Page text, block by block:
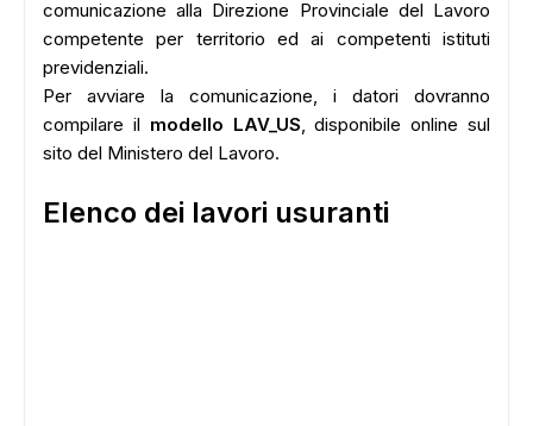
comunicazione alla Direzione Provinciale del Lavoro
competente per territorio ed ai competenti istituti
previdenziali.
Per avviare la comunicazione, i datori dovranno
compilare il modello LAV_US, disponibile online sul
sito del Ministero del Lavoro.
Elenco dei lavori usuranti